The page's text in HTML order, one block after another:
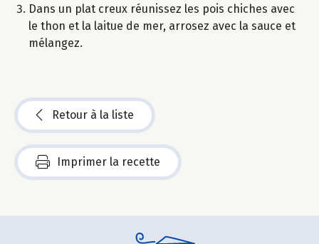
Dans un plat creux réunissez les pois chiches avec
le thon et la laitue de mer, arrosez avec la sauce et
mélangez.
Retour à la liste
Imprimer la recette